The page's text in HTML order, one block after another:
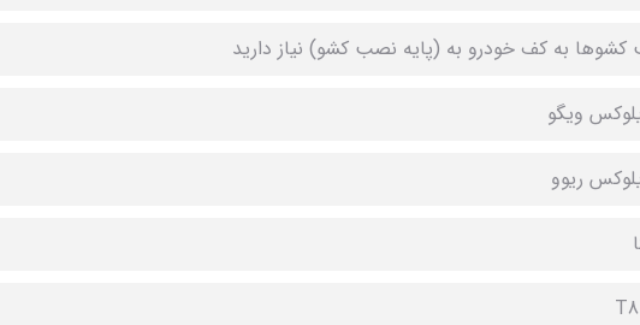
به کف خودرو به (پایه نصب کشو) نیاز دارید
ویگو
ریوو